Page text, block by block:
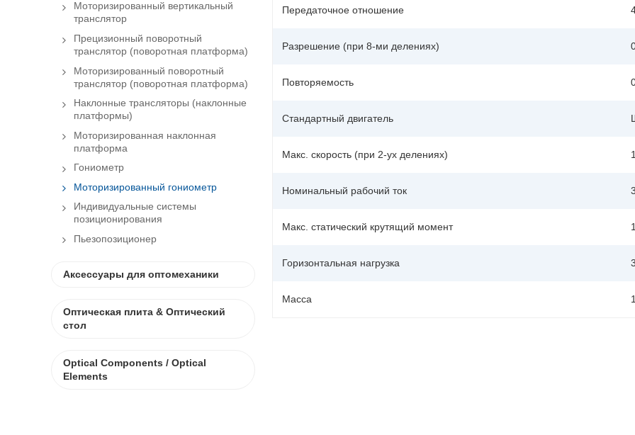
Передаточное отношение
Разрешение (при 8-ми делениях)
Повторяемость
Стандартный двигатель
Макс. скорость (при 2-ух делениях)
Номинальный рабочий ток
Макс. статический крутящий момент
Горизонтальная нагрузка
Масса
Моторизированный вертикальный
транслятор
Прецизионный поворотный
транслятор (поворотная платформа)
Моторизированный поворотный
транслятор (поворотная платформа)
Наклонные трансляторы (наклонные
платформы)
Моторизированная наклонная
платформа
Гониометр
Моторизированный гониометр
Индивидуальные системы
позиционирования
Пьезопозиционер
Аксессуары для оптомеханики
Оптическая плита & Оптический
стол
Optical Components / Optical
Elements